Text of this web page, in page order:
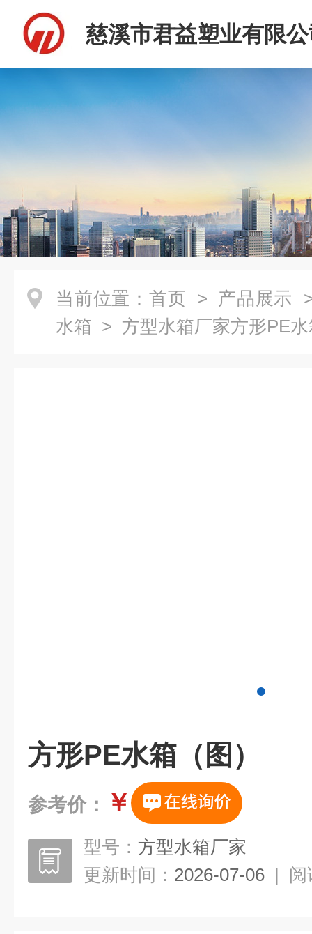
慈溪市君益塑业有限
当前位置： 首页 > 产品展示
水箱 > 方型水箱厂家方形PE
方形PE水箱（图）
参考价： ￥
型号： 方型水箱厂家
更新时间： 2026-07-06 | 阅